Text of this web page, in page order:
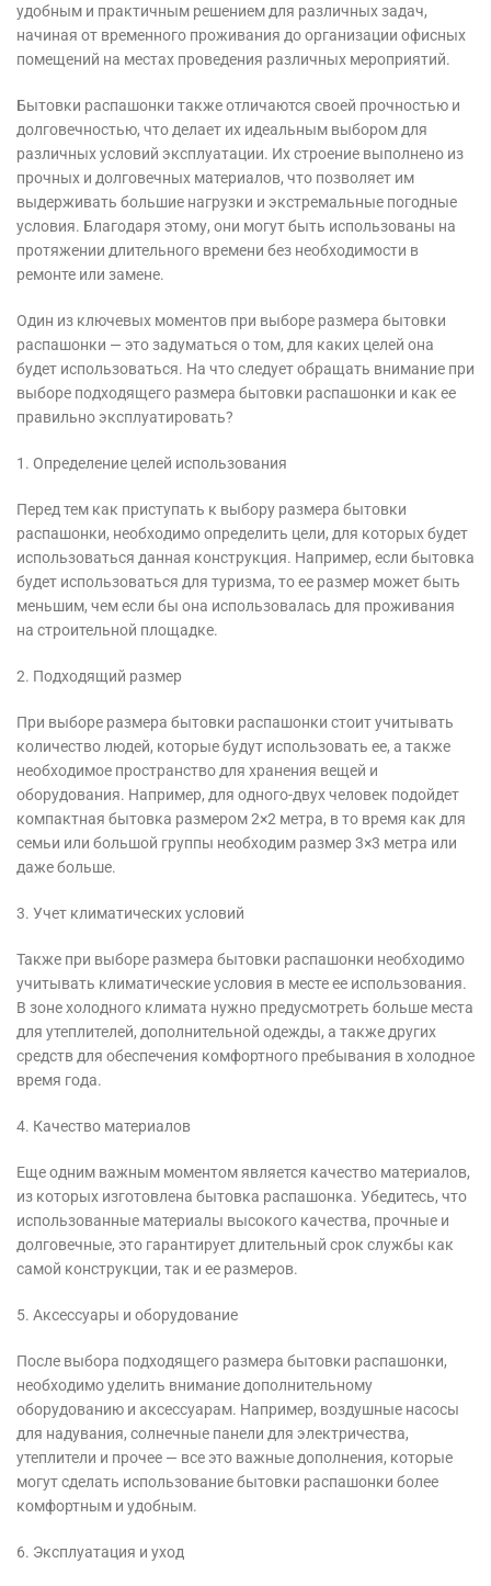
удобным и практичным решением для различных задач,
начиная от временного проживания до организации офисных
помещений на местах проведения различных мероприятий.
Бытовки распашонки также отличаются своей прочностью и
долговечностью, что делает их идеальным выбором для
различных условий эксплуатации. Их строение выполнено из
прочных и долговечных материалов, что позволяет им
выдерживать большие нагрузки и экстремальные погодные
условия. Благодаря этому, они могут быть использованы на
протяжении длительного времени без необходимости в
ремонте или замене.
Один из ключевых моментов при выборе размера бытовки
распашонки — это задуматься о том, для каких целей она
будет использоваться. На что следует обращать внимание при
выборе подходящего размера бытовки распашонки и как ее
правильно эксплуатировать?
1. Определение целей использования
Перед тем как приступать к выбору размера бытовки
распашонки, необходимо определить цели, для которых будет
использоваться данная конструкция. Например, если бытовка
будет использоваться для туризма, то ее размер может быть
меньшим, чем если бы она использовалась для проживания
на строительной площадке.
2. Подходящий размер
При выборе размера бытовки распашонки стоит учитывать
количество людей, которые будут использовать ее, а также
необходимое пространство для хранения вещей и
оборудования. Например, для одного-двух человек подойдет
компактная бытовка размером 2×2 метра, в то время как для
семьи или большой группы необходим размер 3×3 метра или
даже больше.
3. Учет климатических условий
Также при выборе размера бытовки распашонки необходимо
учитывать климатические условия в месте ее использования.
В зоне холодного климата нужно предусмотреть больше места
для утеплителей, дополнительной одежды, а также других
средств для обеспечения комфортного пребывания в холодное
время года.
4. Качество материалов
Еще одним важным моментом является качество материалов,
из которых изготовлена бытовка распашонка. Убедитесь, что
использованные материалы высокого качества, прочные и
долговечные, это гарантирует длительный срок службы как
самой конструкции, так и ее размеров.
5. Аксессуары и оборудование
После выбора подходящего размера бытовки распашонки,
необходимо уделить внимание дополнительному
оборудованию и аксессуарам. Например, воздушные насосы
для надувания, солнечные панели для электричества,
утеплители и прочее — все это важные дополнения, которые
могут сделать использование бытовки распашонки более
комфортным и удобным.
6. Эксплуатация и уход